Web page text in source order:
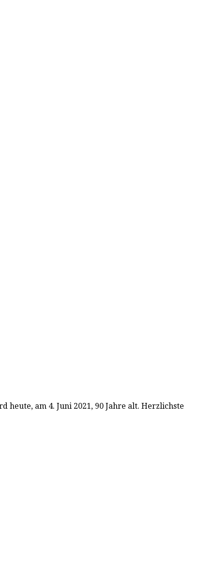
am 4. Juni 2021, 90 Jahre alt. Herzlichste